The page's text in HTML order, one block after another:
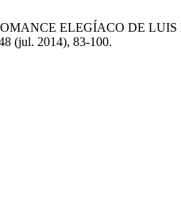
ELEGÍACO DE
(jul. 2014), 83-100.